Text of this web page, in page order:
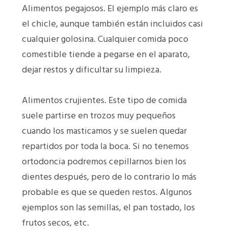
Alimentos pegajosos. El ejemplo más claro es
el chicle, aunque también están incluidos casi
cualquier golosina. Cualquier comida poco
comestible tiende a pegarse en el aparato,
dejar restos y dificultar su limpieza.
Alimentos crujientes. Este tipo de comida
suele partirse en trozos muy pequeños
cuando los masticamos y se suelen quedar
repartidos por toda la boca. Si no tenemos
ortodoncia podremos cepillarnos bien los
dientes después, pero de lo contrario lo más
probable es que se queden restos. Algunos
ejemplos son las semillas, el pan tostado, los
frutos secos, etc.